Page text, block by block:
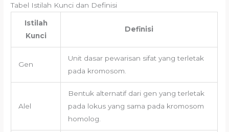
Tabel Istilah Kunci dan Definisi
Istilah
Kunci
Definisi
Gen
Unit dasar pewarisan sifat yang terletak
pada kromosom.
Alel
Bentuk alternatif dari gen yang terletak
pada lokus yang sama pada kromosom
homolog.